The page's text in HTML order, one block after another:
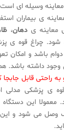
وسیله ای
ی بیماران
معاینه ی دهان،
شود. چراغ قوه ی
باشد و امکان
وجود داشته باشد.
راحتی قابل جابجا
ی پزشکی مدلی
معمولا این
می شود و این